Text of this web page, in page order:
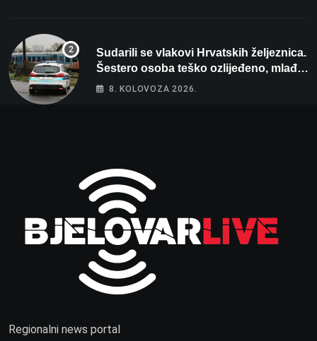
Sudarili se vlakovi Hrvatskih željeznica.
Šestero osoba teško ozlijeđeno, mlađa
žena na intenzivnoj
8. KOLOVOZA 2026.
Regionalni news portal